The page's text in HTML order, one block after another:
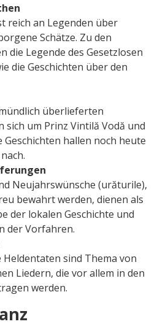
reich an Legenden über
Schätze. Zu den
die Legende des Gesetzlosen
die Geschichten über den
überlieferten
sich um Prinz Vintilă Vodă und
Geschichten hallen noch heute
Neujahrswünsche (urăturile),
bewahrt werden, dienen als
der lokalen Geschichte und
der Vorfahren.
sind Thema von
Liedern, die vor allem in den
werden.